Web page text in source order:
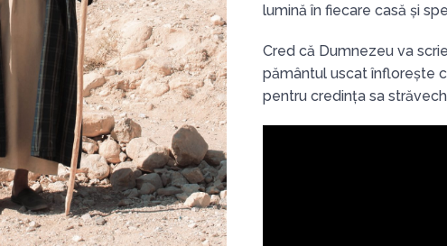
lumină în fiecare casă și
Cred că Dumnezeu va
pământul uscat înflorește
pentru credința sa